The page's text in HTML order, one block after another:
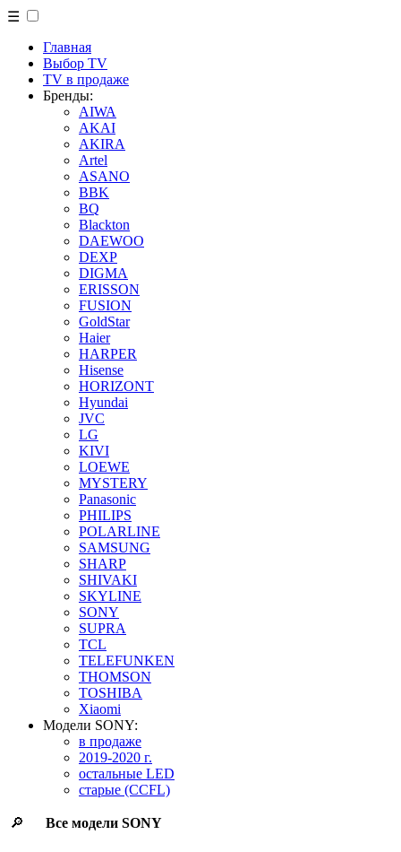
☰
Главная
Выбор TV
TV в продаже
Бренды:
AIWA
AKAI
AKIRA
Artel
ASANO
BBK
BQ
Blackton
DAEWOO
DEXP
DIGMA
ERISSON
FUSION
GoldStar
Haier
HARPER
Hisense
HORIZONT
Hyundai
JVC
LG
KIVI
LOEWE
MYSTERY
Panasonic
PHILIPS
POLARLINE
SAMSUNG
SHARP
SHIVAKI
SKYLINE
SONY
SUPRA
TCL
TELEFUNKEN
THOMSON
TOSHIBA
Xiaomi
Модели SONY:
в продаже
2019-2020 г.
остальные LED
старые (CCFL)
🔎 Все модели SONY